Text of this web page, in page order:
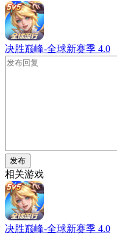
决胜巅峰-全球新赛季 4.0
发布
相关游戏
决胜巅峰-全球新赛季 4.0